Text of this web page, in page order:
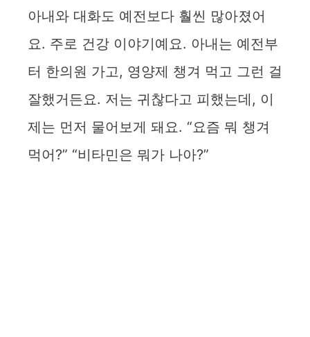
아내와 대화도 예전보다 훨씬 많아졌어
요. 주로 건강 이야기예요. 아내는 예전부
터 한의원 가고, 영양제 챙겨 먹고 그런 걸
잘했거든요. 저는 귀찮다고 피했는데, 이
제는 먼저 물어보게 돼요. “요즘 뭐 챙겨
먹어?” “비타민은 뭐가 나아?”